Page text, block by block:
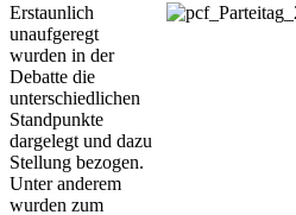
Erstaunlich
unaufgeregt
wurden in der
Debatte die
unterschiedlichen
Standpunkte
dargelegt und dazu
Stellung bezogen.
Unter anderem
wurden zum